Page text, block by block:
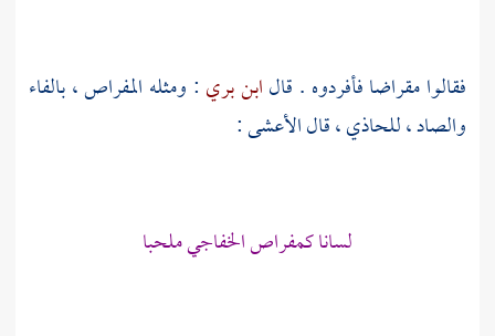
فقالوا مقراضا فأفردوه . قالابن بري : ومثله المفراص ، بالفاء
والصاد ، للحاذي ، قالالأعشى:
لسانا كمفراص الخفاجي ملحبا